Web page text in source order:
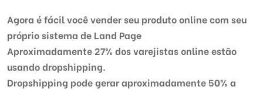
Agora é fácil você vender seu produto online com seu
próprio sistema de Land Page
Aproximadamente 27% dos varejistas online estão
usando dropshipping.
Dropshipping pode gerar aproximadamente 50% a